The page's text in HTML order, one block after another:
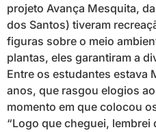
projeto Avança Mesquita,
dos Santos) tiveram
figuras sobre o meio
plantas, eles garantiram a
Entre os estudantes estava
anos, que rasgou elogios
momento em que colocou
“Logo que cheguei, lembrei